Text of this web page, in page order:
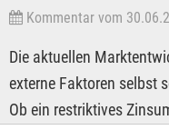
Kommentar vom
Die aktuellen
externe Faktoren selbst
Ob ein restriktives